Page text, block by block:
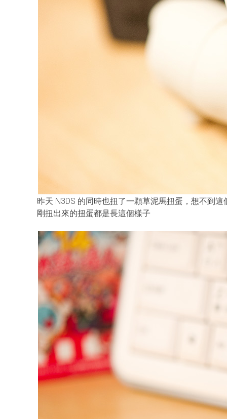
昨天 N3DS 的同時也扭了一顆草泥馬扭蛋，想不到
剛扭出來的扭蛋都是長這個樣子